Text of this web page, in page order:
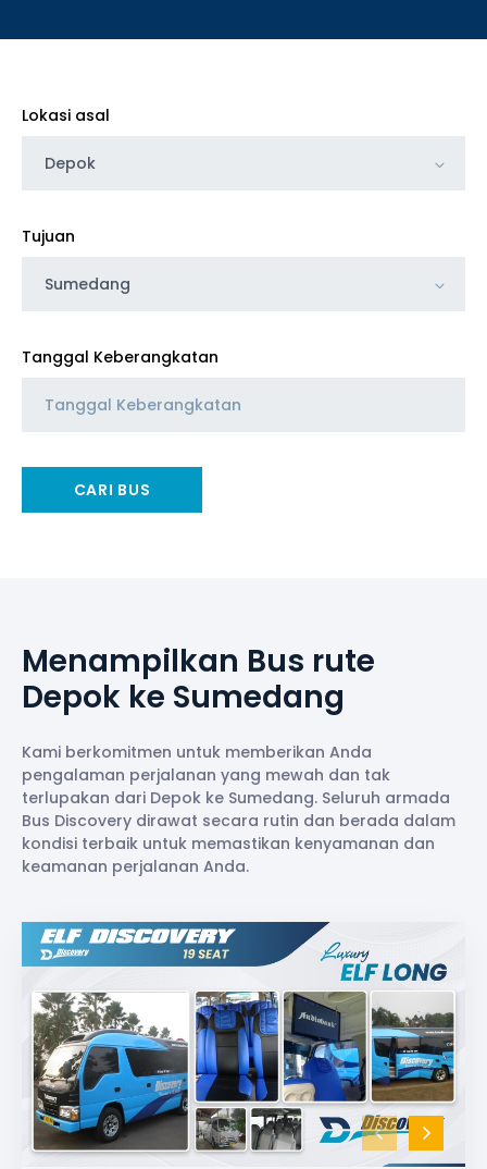
Lokasi asal
Depok
Tujuan
Sumedang
Tanggal Keberangkatan
CARI BUS
Menampilkan Bus rute
Depok ke Sumedang
Kami berkomitmen untuk memberikan Anda
pengalaman perjalanan yang mewah dan tak
terlupakan dari Depok ke Sumedang. Seluruh armada
Bus Discovery dirawat secara rutin dan berada dalam
kondisi terbaik untuk memastikan kenyamanan dan
keamanan perjalanan Anda.